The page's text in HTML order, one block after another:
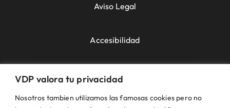
VDP valora tu privacidad
Nosotros tambien utilizamos las famosas cookies pero no
Aviso Legal
Accesibilidad
Política de Cookies